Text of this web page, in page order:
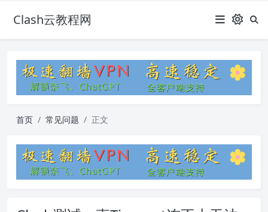
Clash云教程网
首页 常见问题 正文